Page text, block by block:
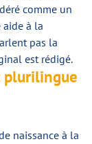
comme un
à la
pas la
est rédigé.
plurilingue
naissance à la